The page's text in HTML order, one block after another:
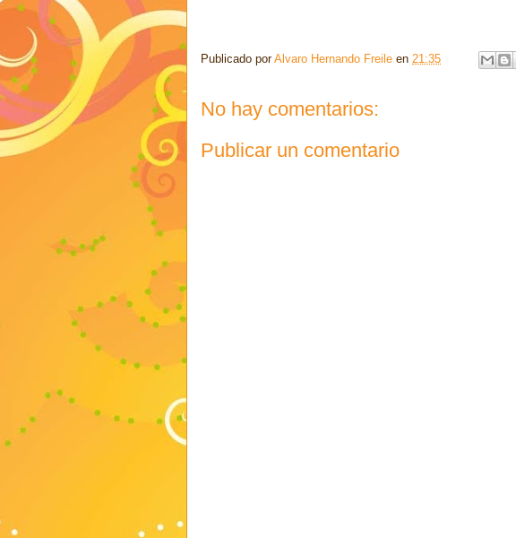
Publicado porAlvaro Hernando Freile en 21:35
No hay comentarios:
Publicar un comentario